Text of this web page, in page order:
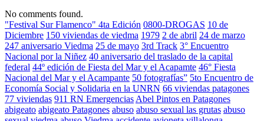
No comments found.
"Festival Sur Flamenco" 4ta Edición 0800-DROGAS 10 de
Diciembre 150 viviendas de viedma 1979 2 de abril 24 de marzo
247 aniversario Viedma 25 de mayo 3rd Track 3° Encuentro
Nacional por la Niñez 40 aniversario del traslado de la capital
federal 44º edición de Fiesta del Mar y el Acapamte 46° Fiesta
Nacional del Mar y el Acampante 50 fotografías” 5to Encuentro de
Economía Social y Solidaria en la UNRN 66 viviendas patagones
77 viviendas 911 RN Emergencias Abel Pintos en Patagones
abigeato abigeato Patagones abuso abuso sexual las grutas abuso